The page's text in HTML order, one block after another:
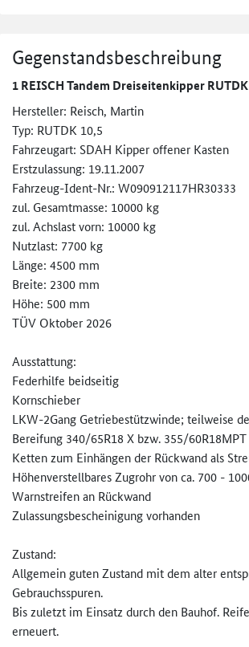
Gegenstandsbeschreibung
1 REISCH Tandem Dreiseitenkipper
Hersteller: Reisch, Martin
Typ: RUTDK 10,5
Fahrzeugart: SDAH Kipper offener Kasten
Erstzulassung: 19.11.2007
Fahrzeug-Ident-Nr.: W090912117HR30333
zul. Gesamtmasse: 10000 kg
zul. Achslast vorn: 10000 kg
Nutzlast: 7700 kg
Länge: 4500 mm
Breite: 2300 mm
Höhe: 500 mm
TÜV Oktober 2026
Ausstattung:
Federhilfe beidseitig
Kornschieber
LKW-2Gang Getriebestützwinde; teilweise
Bereifung 340/65R18 X bzw. 355/60R18MPT
Ketten zum Einhängen der Rückwand als
Höhenverstellbares Zugrohr von ca. 700 -
Warnstreifen an Rückwand
Zulassungsbescheinigung vorhanden
Zustand:
Allgemein guten Zustand mit dem alter
Gebrauchsspuren.
Bis zuletzt im Einsatz durch den Bauhof.
erneuert.